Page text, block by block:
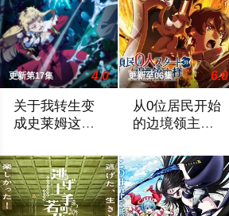
更新第17集 4.0
关于我转生变
成史莱姆这档
更新至06集 6.0
从0位居民开始
的边境领主大